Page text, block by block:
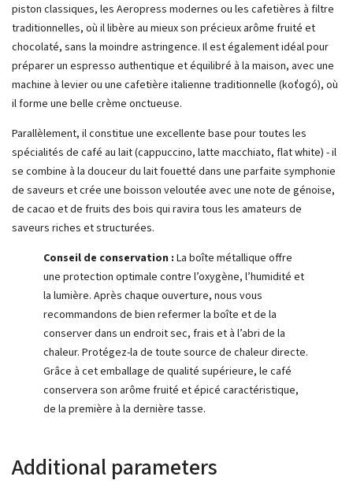
piston classiques, les Aeropress modernes ou les cafetières à filtre
traditionnelles, où il libère au mieux son précieux arôme fruité et
chocolaté, sans la moindre astringence. Il est également idéal pour
préparer un espresso authentique et équilibré à la maison, avec une
machine à levier ou une cafetière italienne traditionnelle (koťogó), où
il forme une belle crème onctueuse.
Parallèlement, il constitue une excellente base pour toutes les
spécialités de café au lait (cappuccino, latte macchiato, flat white) - il
se combine à la douceur du lait fouetté dans une parfaite symphonie
de saveurs et crée une boisson veloutée avec une note de génoise,
de cacao et de fruits des bois qui ravira tous les amateurs de
saveurs riches et structurées.
Conseil de conservation : La boîte métallique offre
une protection optimale contre l’oxygène, l’humidité et
la lumière. Après chaque ouverture, nous vous
recommandons de bien refermer la boîte et de la
conserver dans un endroit sec, frais et à l’abri de la
chaleur. Protégez-la de toute source de chaleur directe.
Grâce à cet emballage de qualité supérieure, le café
conservera son arôme fruité et épicé caractéristique,
de la première à la dernière tasse.
Additional parameters